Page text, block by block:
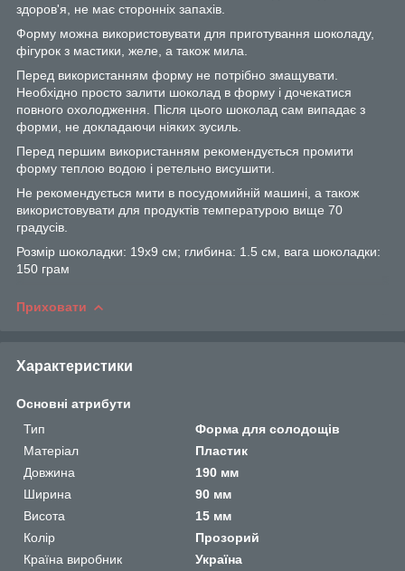
здоров'я, не має сторонніх запахів.
Форму можна використовувати для приготування шоколаду,
фігурок з мастики, желе, а також мила.
Перед використанням форму не потрібно змащувати.
Необхідно просто залити шоколад в форму і дочекатися
повного охолодження. Після цього шоколад сам випадає з
форми, не докладаючи ніяких зусиль.
Перед першим використанням рекомендується промити
форму теплою водою і ретельно висушити.
Не рекомендується мити в посудомийній машині, а також
використовувати для продуктів температурою вище 70
градусів.
Розмір шоколадки: 19х9 см; глибина: 1.5 см, вага шоколадки:
150 грам
Приховати
Характеристики
Основні атрибути
Тип
Форма для солодощів
Матеріал
Пластик
Довжина
190 мм
Ширина
90 мм
Висота
15 мм
Колір
Прозорий
Країна виробник
Україна